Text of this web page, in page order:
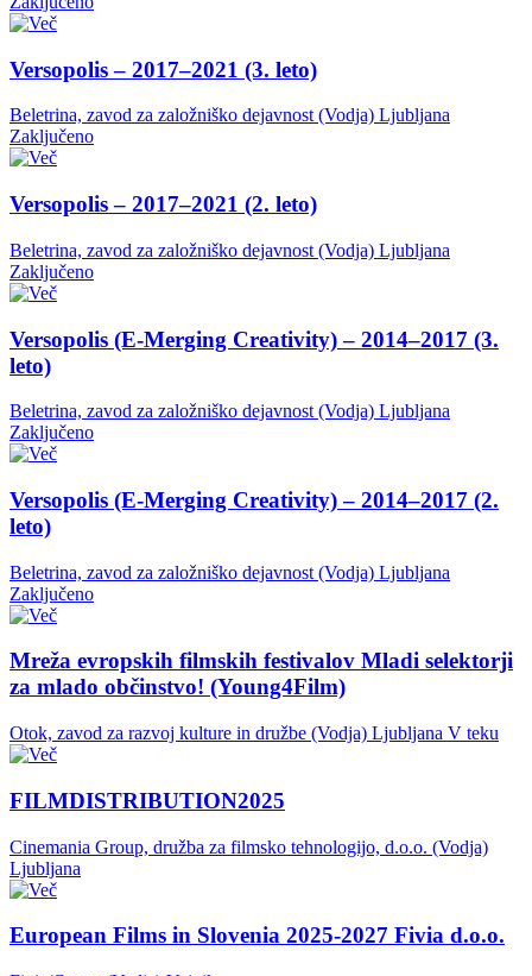
Versopolis – 2017–2021 (3. leto)
Beletrina, zavod za založniško dejavnost (Vodja) Ljubljana
Zaključeno
Versopolis – 2017–2021 (2. leto)
Beletrina, zavod za založniško dejavnost (Vodja) Ljubljana
Zaključeno
Versopolis (E-Merging Creativity) – 2014–2017 (3.
leto)
Beletrina, zavod za založniško dejavnost (Vodja) Ljubljana
Zaključeno
Versopolis (E-Merging Creativity) – 2014–2017 (2.
leto)
Beletrina, zavod za založniško dejavnost (Vodja) Ljubljana
Zaključeno
Mreža evropskih filmskih festivalov Mladi selektorji
za mlado občinstvo! (Young4Film)
Otok, zavod za razvoj kulture in družbe (Vodja) Ljubljana V teku
FILMDISTRIBUTION2025
Cinemania Group, družba za filmsko tehnologijo, d.o.o. (Vodja)
Ljubljana
European Films in Slovenia 2025-2027 Fivia d.o.o.